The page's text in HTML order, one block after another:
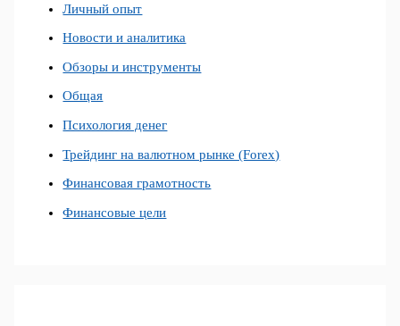
Личный опыт
Новости и аналитика
Обзоры и инструменты
Общая
Психология денег
Трейдинг на валютном рынке (Forex)
Финансовая грамотность
Финансовые цели